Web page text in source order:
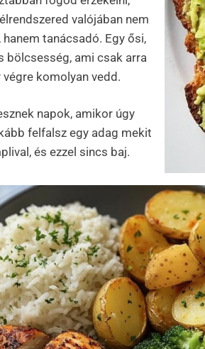
valójában nem
hanem tanácsadó. Egy ősi,
bölcsesség, ami csak arra
végre komolyan vedd.
napok, amikor úgy
felfalsz egy adag mekit
és ezzel sincs baj.